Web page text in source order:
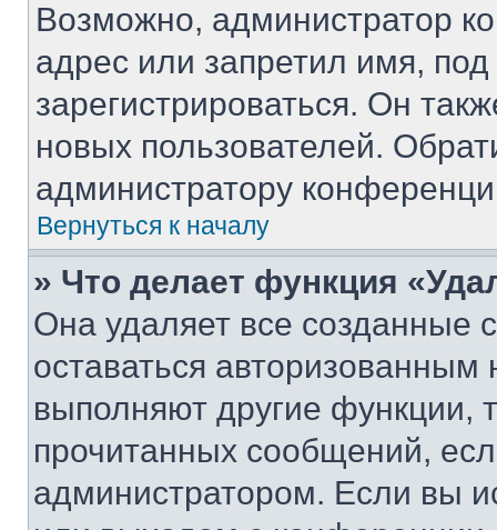
Возможно, администратор
адрес или запретил имя,
зарегистрироваться. Он
новых пользователей.
администратору
Вернуться к началу
» Что делает функция
Она удаляет все созданные
оставаться
выполняют другие функции,
прочитанных сообщений,
администратором. Если вы